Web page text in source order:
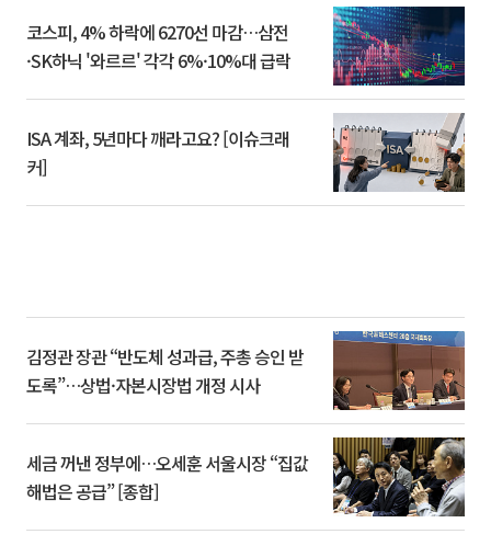
코스피, 4% 하락에 6270선 마감…삼전
·SK하닉 '와르르' 각각 6%·10%대 급락
ISA 계좌, 5년마다 깨라고요? [이슈크래
커]
김정관 장관 “반도체 성과급, 주총 승인 받
도록”…상법·자본시장법 개정 시사
세금 꺼낸 정부에…오세훈 서울시장 “집값
해법은 공급” [종합]